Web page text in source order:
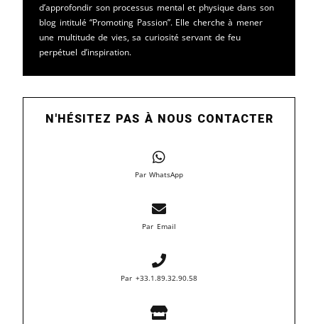
d’approfondir son processus mental et physique dans son
blog intitulé “Promoting Passion”. Elle cherche à mener
une multitude de vies, sa curiosité servant de feu
perpétuel d’inspiration.
N'HÉSITEZ PAS À NOUS CONTACTER
Par WhatsApp
Par Email
Par +33.1.89.32.90.58